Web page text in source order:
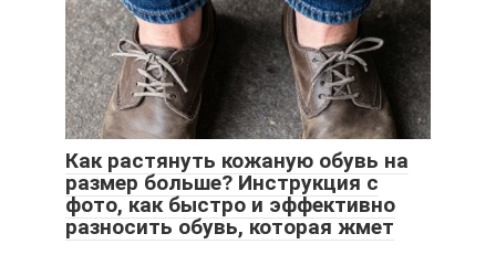
Как растянуть кожаную обувь на
размер больше? Инструкция с
фото, как быстро и эффективно
разносить обувь, которая жмет